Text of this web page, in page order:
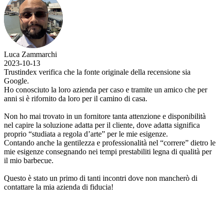
Luca Zammarchi
2023-10-13
Trustindex verifica che la fonte originale della recensione sia
Google.
Ho conosciuto la loro azienda per caso e tramite un amico che per
anni si è rifornito da loro per il camino di casa.
Non ho mai trovato in un fornitore tanta attenzione e disponibilità
nel capire la soluzione adatta per il cliente, dove adatta significa
proprio “studiata a regola d’arte” per le mie esigenze.
Contando anche la gentilezza e professionalità nel “correre” dietro le
mie esigenze consegnando nei tempi prestabiliti legna di qualità per
il mio barbecue.
Questo è stato un primo di tanti incontri dove non mancherò di
contattare la mia azienda di fiducia!